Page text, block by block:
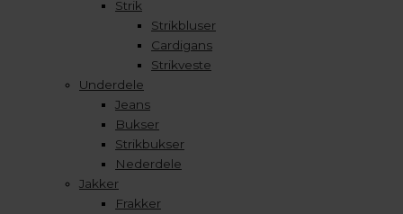
Strik
Strikbluser
Cardigans
Strikveste
Underdele
Jeans
Bukser
Strikbukser
Nederdele
Jakker
Frakker